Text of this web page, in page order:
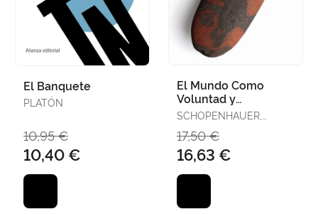
El Banquete
PLATÓN
10,95 €
10,40 €
El Mundo Como
Voluntad y
Representación, 1
SCHOPENHAUER,
17,50 €
16,63 €